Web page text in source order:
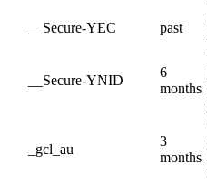
__Secure-YEC
past
__Secure-YNID
6
months
_gcl_au
3
months